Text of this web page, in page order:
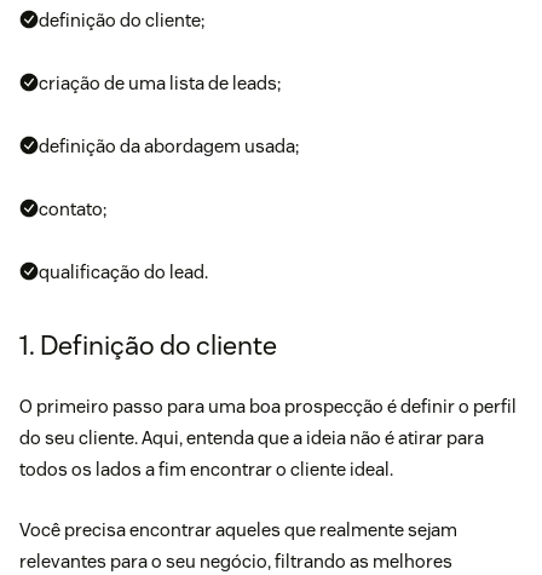
definição do cliente;
criação de uma lista de leads;
definição da abordagem usada;
contato;
qualificação do lead.
1. Definição do cliente
O primeiro passo para uma boa prospecção é definir o perfil
do seu cliente. Aqui, entenda que a ideia não é atirar para
todos os lados a fim encontrar o cliente ideal.
Você precisa encontrar aqueles que realmente sejam
relevantes para o seu negócio, filtrando as melhores